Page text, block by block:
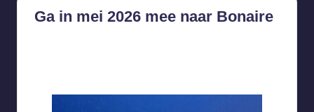
Ga in mei 2026 mee naar Bonaire